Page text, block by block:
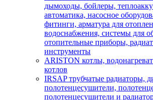
дымоходы, бойлеры,
автоматика, насосное
фитинги, арматура для
водоснабжения, системы для
отопительные приборы,
инструменты
ARISTON котлы,
котлов
IRSAP трубчатые радиаторы,
полотенцесушители,
полотенцесушители и